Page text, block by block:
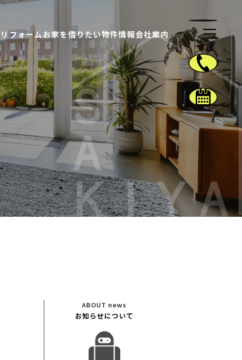
リフォームお家を借りたい物件情報会社案内
ABOUT news
お知らせについて